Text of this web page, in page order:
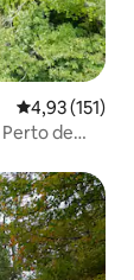
4,93 de uma
4,93 (151)
de